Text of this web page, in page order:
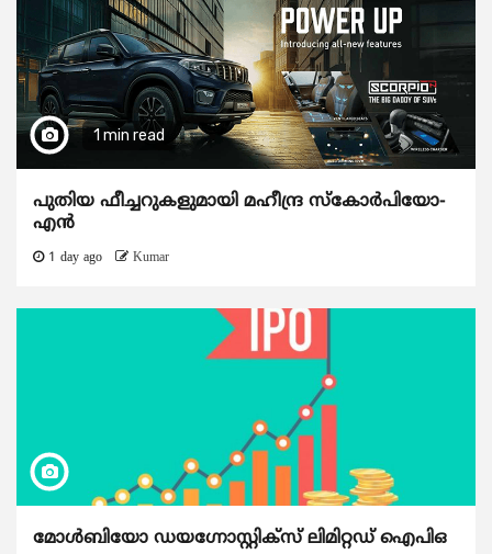
1 min read
പുതിയ ഫീച്ചറുകളുമായി മഹീന്ദ്ര സ്കോർപിയോ-
എൻ
1 day ago Kumar
മോൾബിയോ ഡയഗ്നോസ്റ്റിക്സ് ലിമിറ്റഡ് ഐപിഒ